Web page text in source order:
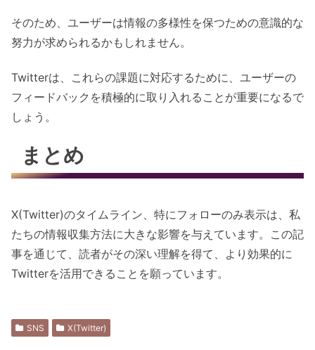
そのため、ユーザーは情報の多様性を保つための意識的な
努力が求められるかもしれません。
Twitterは、これらの課題に対応するために、ユーザーの
フィードバックを積極的に取り入れることが重要になるで
しょう。
まとめ
X(Twitter)のタイムライン、特にフォローのみ表示は、私
たちの情報収集方法に大きな影響を与えています。この記
事を通じて、読者がその深い理解を得て、より効果的に
Twitterを活用できることを願っています。
SNS X(Twitter)